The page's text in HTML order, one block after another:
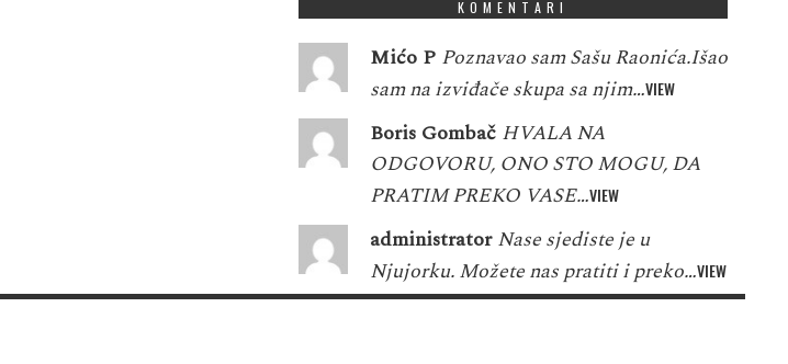
KOMENTARI
Mićo P Poznavao sam Sašu Raonića.Išao
sam na izviđače skupa sa njim…VIEW
Boris Gombač HVALA NA
ODGOVORU, ONO STO MOGU, DA
PRATIM PREKO VASE…VIEW
administrator Nase sjediste je u
Njujorku. Možete nas pratiti i preko…VIEW